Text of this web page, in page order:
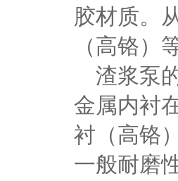
胶材质。
（高铬）
渣浆泵
金属内衬
衬（高铬
一般耐磨